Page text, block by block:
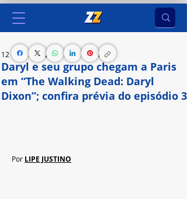
Daryl e seu grupo chegam a Paris
em “The Walking Dead: Daryl
Dixon”; confira prévia do episódio 3
12 de jun. de 2024 1 min de leitura
Por LIPE JUSTINO